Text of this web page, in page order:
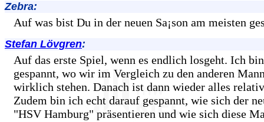
Zebra:
Auf was bist Du in der neuen Sa¡son am meisten
Stefan Lövgren:
Auf das erste Spiel, wenn es endlich losgeht. Ich
gespannt, wo wir im Vergleich zu den anderen
wirklich stehen. Danach ist dann wieder alles
Zudem bin ich echt darauf gespannt, wie sich der
"HSV Hamburg" präsentieren und wie sich diese